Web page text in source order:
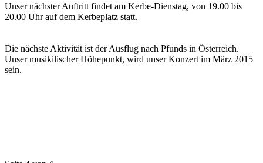
Unser nächster Auftritt findet am Kerbe-Dienstag, von 19.00 bis
20.00 Uhr auf dem Kerbeplatz statt.
Die nächste Aktivität ist der Ausflug nach Pfunds in Österreich.
Unser musikilischer Höhepunkt, wird unser Konzert im März 2015
sein.